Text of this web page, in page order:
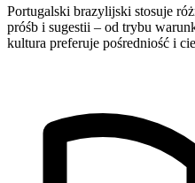
Portugalski brazylijski stosuje
próśb i sugestii – od trybu
kultura preferuje pośredniość i